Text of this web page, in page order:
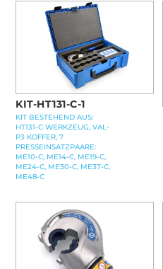
KIT-HT131-C-1
KIT BESTEHEND AUS:
HT131-C WERKZEUG, VAL-
P3 KOFFER, 7
PRESSEINSATZPAARE:
ME10-C, ME14-C, ME19-C,
ME24-C, ME30-C, ME37-C,
ME48-C